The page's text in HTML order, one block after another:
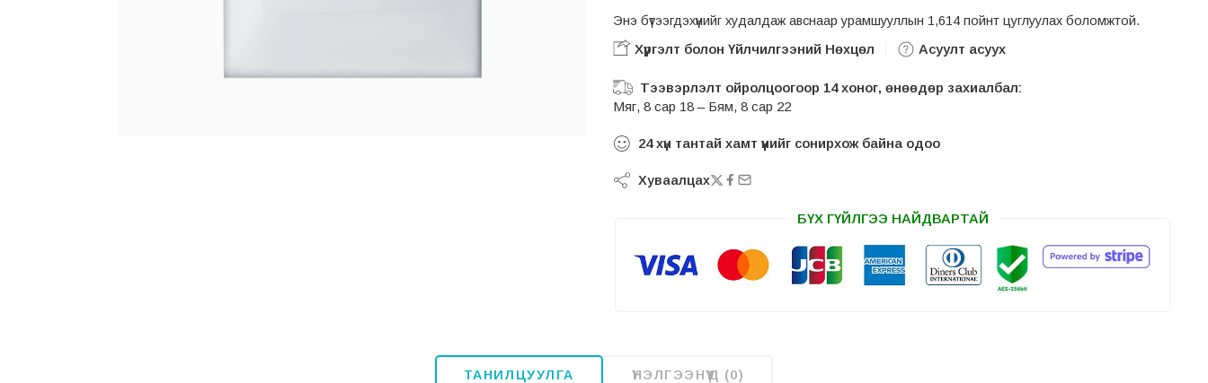
Энэ бүтээгдэхүүнийг худалдаж авснаар урамшууллын 1,614 пойнт цуглуулах боломжтой.
Хүргэлт болон Үйлчилгээний Нөхцөл Асуулт асуух
Тээвэрлэлт ойролцоогоор 14 хоног, өнөөдөр захиалбал:
Мяг, 8 сар 18 – Бям, 8 сар 22
24 хүн тантай хамт үүнийг сонирхож байна одоо
Хуваалцах
БҮХ ГҮЙЛГЭЭ НАЙДВАРТАЙ
ТАНИЛЦУУЛГА ҮНЭЛГЭЭНҮҮД (0)